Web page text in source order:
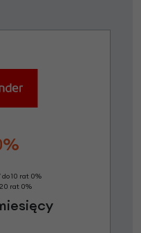
10 rat 0%
rat 0%